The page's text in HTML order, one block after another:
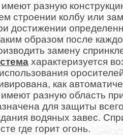
разную
строении колбу или
достижении
образом после
замену
характеризуется
как
разную область
для защиты
водяных завес.
где горит огонь.